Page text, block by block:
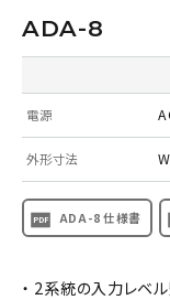
ADA-8
電源
外形寸法
ADA-8 仕様書
・ 2系統の入力レベ